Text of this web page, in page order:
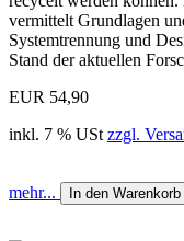
vermittelt Grundlagen
Systemtrennung und
Stand der aktuellen
EUR 54,90
inkl. 7 % USt zzgl.
mehr... In den Warenkorb